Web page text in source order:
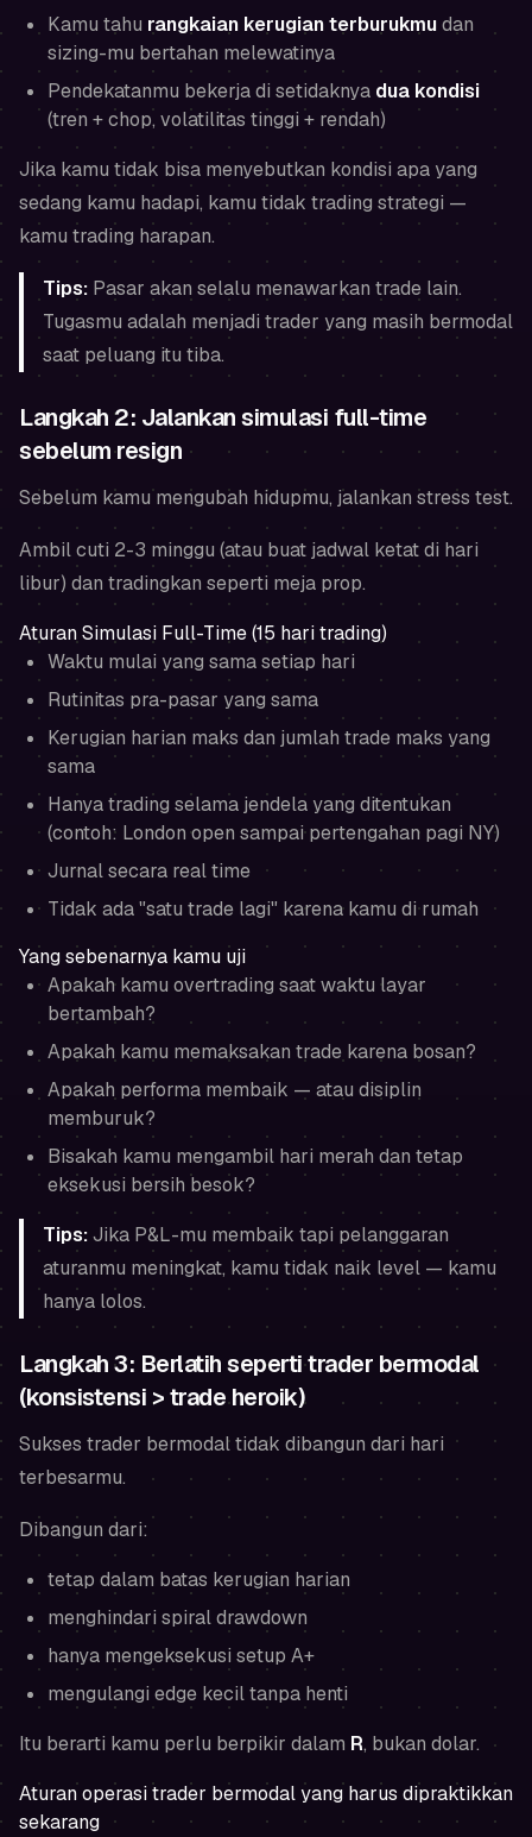
Kamu tahu rangkaian kerugian terburukmudan
sizing-mu bertahan melewatinya
Pendekatanmu bekerja di setidaknya dua kondisi
(tren + chop, volatilitas tinggi + rendah)
Jika kamu tidak bisa menyebutkan kondisi apa yang
sedang kamu hadapi, kamu tidak trading strategi —
kamu trading harapan.
Tips: Pasar akan selalu menawarkan trade lain.
Tugasmu adalah menjadi trader yang masih bermodal
saat peluang itu tiba.
Langkah 2: Jalankan simulasi full-time
sebelum resign
Sebelum kamu mengubah hidupmu, jalankan stress test.
Ambil cuti 2-3 minggu (atau buat jadwal ketat di hari
libur) dan tradingkan seperti meja prop.
Aturan Simulasi Full-Time (15 hari trading)
Waktu mulai yang sama setiap hari
Rutinitas pra-pasar yang sama
Kerugian harian maks dan jumlah trade maks yang
sama
Hanya trading selama jendela yang ditentukan
(contoh: London open sampai pertengahan pagi NY)
Jurnal secara real time
Tidak ada "satu trade lagi" karena kamu di rumah
Yang sebenarnya kamu uji
Apakah kamu overtrading saat waktu layar
bertambah?
Apakah kamu memaksakan trade karena bosan?
Apakah performa membaik — atau disiplin
memburuk?
Bisakah kamu mengambil hari merah dan tetap
eksekusi bersih besok?
Tips:Jika P&L-mu membaik tapi pelanggaran
aturanmu meningkat, kamu tidak naik level — kamu
hanya lolos.
Langkah 3: Berlatih seperti trader bermodal
(konsistensi > trade heroik)
Sukses trader bermodal tidak dibangun dari hari
terbesarmu.
Dibangun dari:
tetap dalam batas kerugian harian
menghindari spiral drawdown
hanya mengeksekusi setup A+
mengulangi edge kecil tanpa henti
Itu berarti kamu perlu berpikir dalam R, bukan dolar.
Aturan operasi trader bermodal yang harus dipraktikkan
sekarang